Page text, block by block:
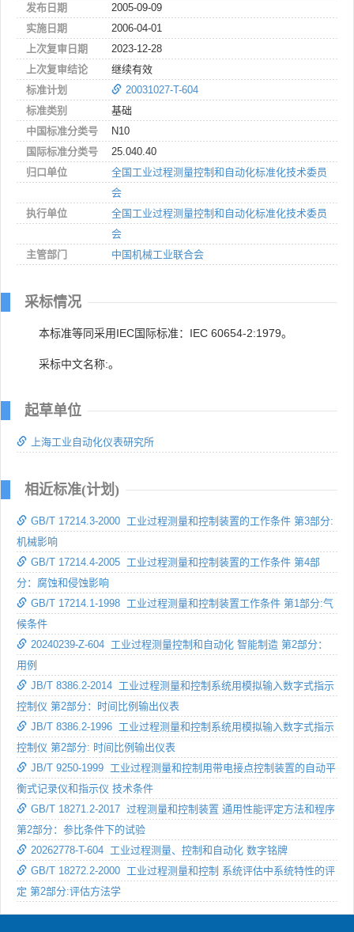
发布日期
2005-09-09
实施日期
2006-04-01
上次复审日期
2023-12-28
上次复审结论
继续有效
标准计划
20031027-T-604
标准类别
基础
中国标准分类号
N10
国际标准分类号
25.040.40
归口单位
全国工业过程测量控制和自动化标准化技术委员
会
执行单位
全国工业过程测量控制和自动化标准化技术委员
会
主管部门
中国机械工业联合会
采标情况
本标准等同采用IEC国际标准：IEC 60654-2:1979。
采标中文名称:。
起草单位
上海工业自动化仪表研究所
相近标准(计划)
GB/T 17214.3-2000 工业过程测量和控制装置的工作条件 第3部分:
机械影响
GB/T 17214.4-2005 工业过程测量和控制装置的工作条件 第4部
分：腐蚀和侵蚀影响
GB/T 17214.1-1998 工业过程测量和控制装置工作条件 第1部分:气
候条件
20240239-Z-604 工业过程测量控制和自动化 智能制造 第2部分：
用例
JB/T 8386.2-2014 工业过程测量和控制系统用模拟输入数字式指示
控制仪 第2部分：时间比例输出仪表
JB/T 8386.2-1996 工业过程测量和控制系统用模拟输入数字式指示
控制仪 第2部分: 时间比例输出仪表
JB/T 9250-1999 工业过程测量和控制用带电接点控制装置的自动平
衡式记录仪和指示仪 技术条件
GB/T 18271.2-2017 过程测量和控制装置 通用性能评定方法和程序
第2部分：参比条件下的试验
20262778-T-604 工业过程测量、控制和自动化 数字铭牌
GB/T 18272.2-2000 工业过程测量和控制 系统评估中系统特性的评
定 第2部分:评估方法学